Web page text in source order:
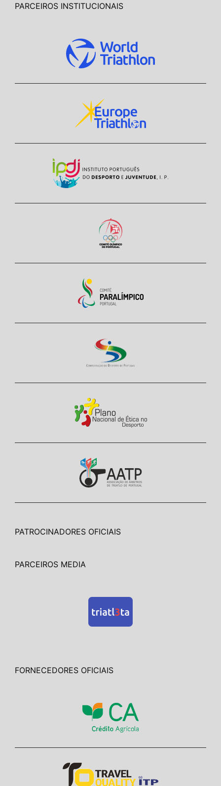
PARCEIROS INSTITUCIONAIS
PATROCINADORES OFICIAIS
PARCEIROS MEDIA
FORNECEDORES OFICIAIS